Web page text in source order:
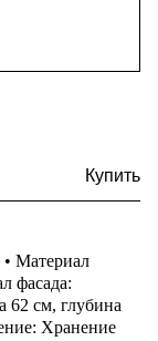
Материал
фасада:
см, глубина
Хранение